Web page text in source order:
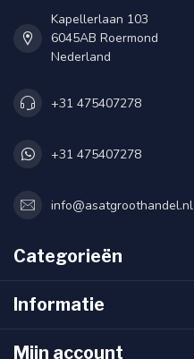
Kapellerlaan 103
6045AB Roermond
Nederland
+31 475407278
+31 475407278
info@asatgroothandel.nl
Categorieën
Informatie
Mijn account